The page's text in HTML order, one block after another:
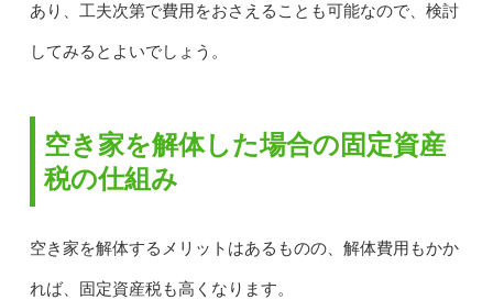
あり、工夫次第で費用をおさえることも可能なので、検討
してみるとよいでしょう。
空き家を解体した場合の固定資産
税の仕組み
空き家を解体するメリットはあるものの、解体費用もかか
れば、固定資産税も高くなります。